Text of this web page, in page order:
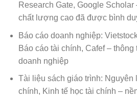
Research Gate, Google
chất lượng cao đã được bình
Báo cáo doanh nghiệp:
Báo cáo tài chính, Cafef –
doanh nghiệp
Tài liệu sách giáo trình: Nguyên
chính, Kinh tế học tài chính –